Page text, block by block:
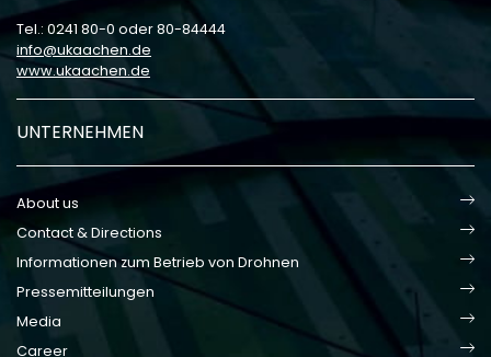
Tel.: 0241 80-0 oder 80-84444
info
ukaachen de
www.ukaachen.de
UNTERNEHMEN
About us
Contact & Directions
Informationen zum Betrieb von Drohnen
Pressemitteilungen
Media
Career